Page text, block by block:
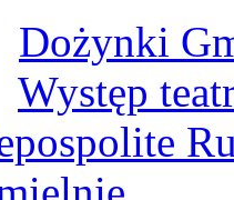
Dożynki
Występ